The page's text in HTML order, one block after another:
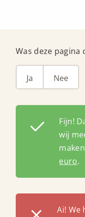
Was deze pagina
Ja Nee
Fijn!
wij
euro.
Ai! We